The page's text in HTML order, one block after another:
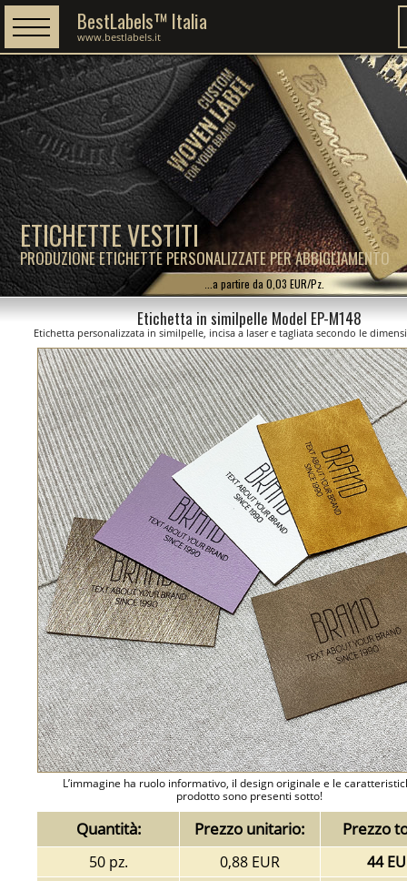
ETICHETTE VESTITI
PRODUZIONE ETICHETTE PERSONALIZZATE PER ABBIGLIAMENTO
BestLabels™ Italia
www.bestlabels.it
...a partire da 0,03 EUR/Pz.
Etichetta in similpelle Model EP-M148
Etichetta personalizzata in similpelle, incisa a laser e tagliata secondo le
L’immagine ha ruolo informativo, il design originale e le
prodotto sono presenti sotto!
Quantità: Prezzo unitario: Prezzo
50 pz. 0,88 EUR
44